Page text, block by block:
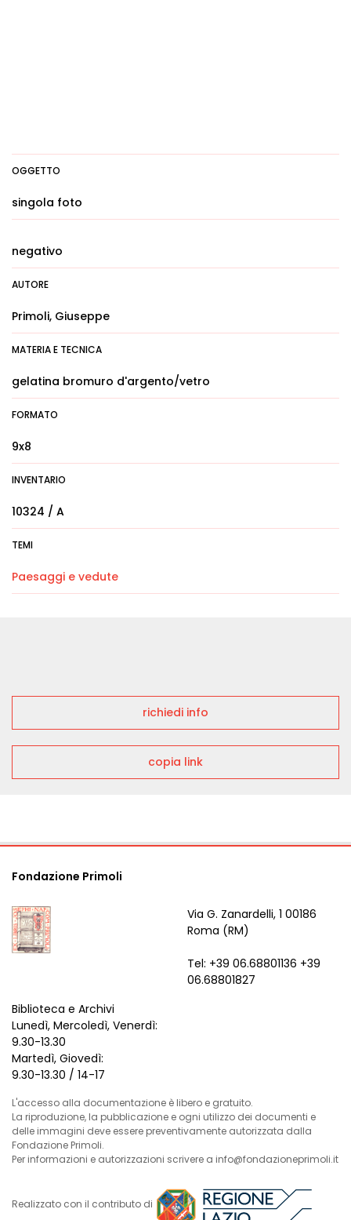
OGGETTO
singola foto
negativo
AUTORE
Primoli, Giuseppe
MATERIA E TECNICA
gelatina bromuro d'argento/vetro
FORMATO
9x8
INVENTARIO
10324 / A
TEMI
Paesaggi e vedute
richiedi info
copia link
Fondazione Primoli
Via G. Zanardelli, 1 00186
Roma (RM)
Tel: +39 06.68801136 +39
06.68801827
Biblioteca e Archivi
Lunedì, Mercoledì, Venerdì:
9.30-13.30
Martedì, Giovedì:
9.30-13.30 / 14-17
L'accesso alla documentazione è libero e gratuito.
La riproduzione, la pubblicazione e ogni utilizzo dei documenti e
delle immagini deve essere preventivamente autorizzata dalla
Fondazione Primoli.
Per informazioni e autorizzazioni scrivere a info@fondazioneprimoli.it
Realizzato con il contributo di